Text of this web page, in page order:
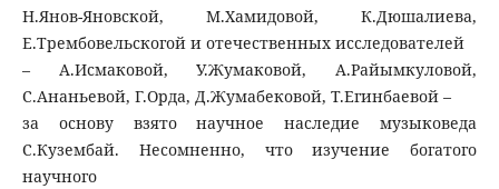
Н.Янов-Яновской, М.Хамидовой, К.Дюшалиева,
Е.Трембовельскогой и отечественных исследователей
– А.Исмаковой, У.Жумаковой, А.Райымкуловой,
С.Ананьевой, Г.Орда, Д.Жумабековой, Т.Егинбаевой –
за основу взято научное наследие музыковеда
С.Кузембай. Несомненно, что изучение богатого
научного